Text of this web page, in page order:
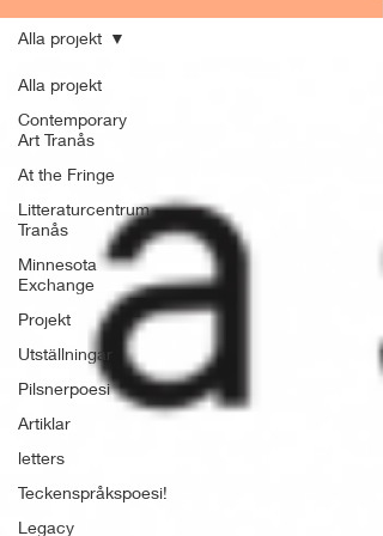
Alla projekt
Contemporary
Art Tranås
At the Fringe
Litteraturcentrum
Tranås
Minnesota
Exchange
Projekt
Utställningar
Pilsnerpoesi
Artiklar
letters
Teckenspråkspoesi!
Legacy
Alla projekt